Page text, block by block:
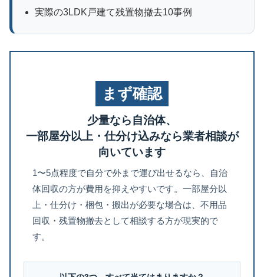
実際の3LDK戸建て残置物撤去10事例
まず確認
少量なら自治体、
一部屋分以上・仕分け込みなら業者相談が
向いています
1〜5点程度で自分で外まで運び出せるなら、自治
体回収の方が費用を抑えやすいです。一部屋分以
上・仕分け・梱包・搬出が必要な場合は、不用品
回収・残置物撤去として相談する方が現実的で
す。